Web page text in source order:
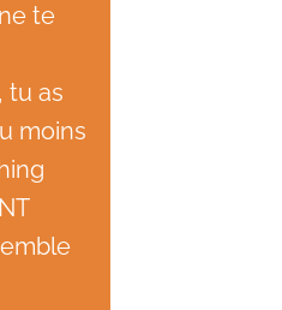
te
tu as
moins